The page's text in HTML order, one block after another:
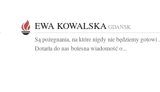
EWA KOWALSKA GDAŃSK
Są pożegnania, na które nigdy nie będziemy gotowi .
Dotarła do nas bolesna wiadomość o...